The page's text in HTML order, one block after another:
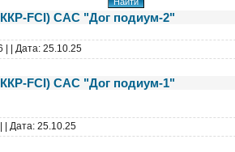
FCI) САС "Дог подиум-2"
| | Дата: 25.10.25
FCI) САС "Дог подиум-1"
| Дата: 25.10.25